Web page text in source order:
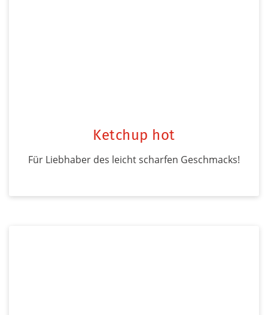
Ketchup hot
Für Liebhaber des leicht scharfen Geschmacks!